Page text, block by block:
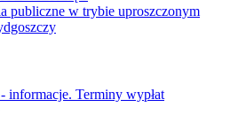
publiczne w trybie uproszczonym
informacje. Terminy wypłat